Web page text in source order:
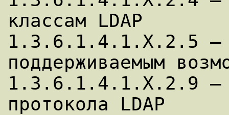
классам LDAP
1.3.6.1.4.1.X.2.5 —
поддерживаемым
1.3.6.1.4.1.X.2.9 —
протокола LDAP